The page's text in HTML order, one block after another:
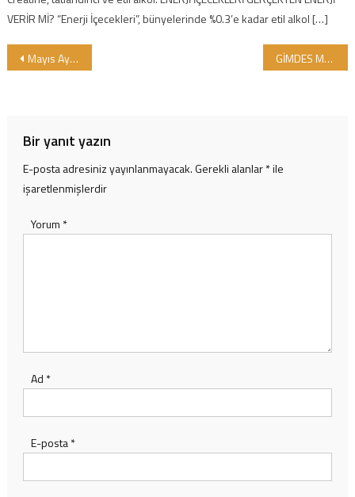
VERİR Mİ? “Enerji İçecekleri”, bünyelerinde %0.3’e kadar etil alkol […]
Yazı gezinmesi
Mayıs Ayında Sertifika Alan Firmalar GİMDES Moskova 5.Helal ve Tayyib Ürünler Konferansına Katıldı.
Bir yanıt yazın
E-posta adresiniz yayınlanmayacak.Gerekli alanlar*ile
işaretlenmişlerdir
Yorum *
Ad *
E-posta*